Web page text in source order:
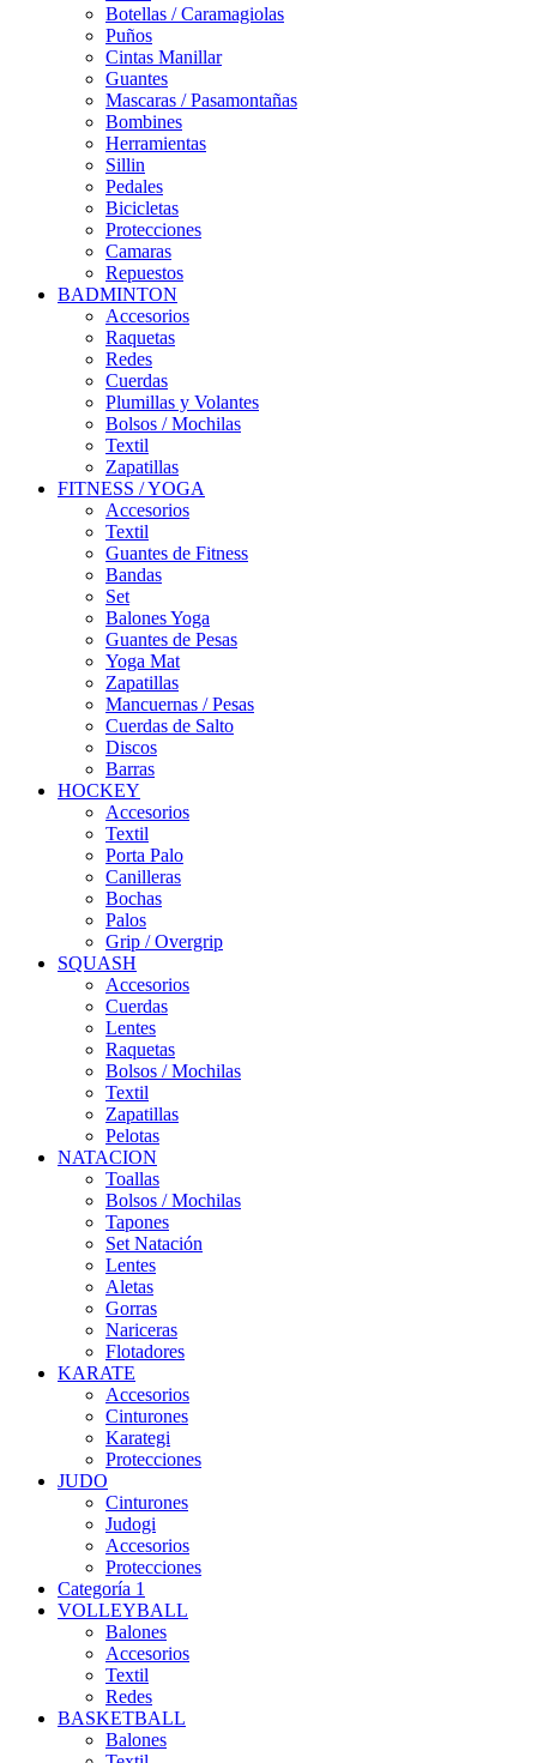
Botellas / Caramagiolas
Puños
Cintas Manillar
Guantes
Mascaras / Pasamontañas
Bombines
Herramientas
Sillin
Pedales
Bicicletas
Protecciones
Camaras
Repuestos
BADMINTON
Accesorios
Raquetas
Redes
Cuerdas
Plumillas y Volantes
Bolsos / Mochilas
Textil
Zapatillas
FITNESS / YOGA
Accesorios
Textil
Guantes de Fitness
Bandas
Set
Balones Yoga
Guantes de Pesas
Yoga Mat
Zapatillas
Mancuernas / Pesas
Cuerdas de Salto
Discos
Barras
HOCKEY
Accesorios
Textil
Porta Palo
Canilleras
Bochas
Palos
Grip / Overgrip
SQUASH
Accesorios
Cuerdas
Lentes
Raquetas
Bolsos / Mochilas
Textil
Zapatillas
Pelotas
NATACION
Toallas
Bolsos / Mochilas
Tapones
Set Natación
Lentes
Aletas
Gorras
Nariceras
Flotadores
KARATE
Accesorios
Cinturones
Karategi
Protecciones
JUDO
Cinturones
Judogi
Accesorios
Protecciones
Categoría 1
VOLLEYBALL
Balones
Accesorios
Textil
Redes
BASKETBALL
Balones